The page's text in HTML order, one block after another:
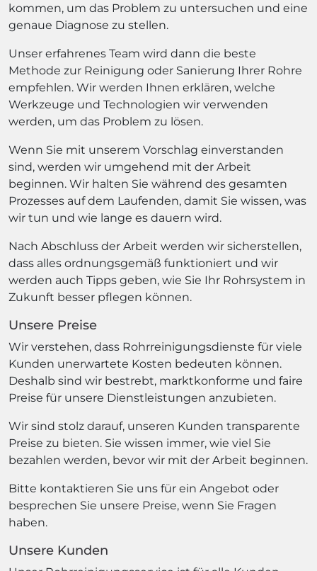
kommen, um das Problem zu untersuchen und eine
genaue Diagnose zu stellen.
Unser erfahrenes Team wird dann die beste
Methode zur Reinigung oder Sanierung Ihrer Rohre
empfehlen. Wir werden Ihnen erklären, welche
Werkzeuge und Technologien wir verwenden
werden, um das Problem zu lösen.
Wenn Sie mit unserem Vorschlag einverstanden
sind, werden wir umgehend mit der Arbeit
beginnen. Wir halten Sie während des gesamten
Prozesses auf dem Laufenden, damit Sie wissen, was
wir tun und wie lange es dauern wird.
Nach Abschluss der Arbeit werden wir sicherstellen,
dass alles ordnungsgemäß funktioniert und wir
werden auch Tipps geben, wie Sie Ihr Rohrsystem in
Zukunft besser pflegen können.
Unsere Preise
Wir verstehen, dass Rohrreinigungsdienste für viele
Kunden unerwartete Kosten bedeuten können.
Deshalb sind wir bestrebt, marktkonforme und faire
Preise für unsere Dienstleistungen anzubieten.
Wir sind stolz darauf, unseren Kunden transparente
Preise zu bieten. Sie wissen immer, wie viel Sie
bezahlen werden, bevor wir mit der Arbeit beginnen.
Bitte kontaktieren Sie uns für ein Angebot oder
besprechen Sie unsere Preise, wenn Sie Fragen
haben.
Unsere Kunden